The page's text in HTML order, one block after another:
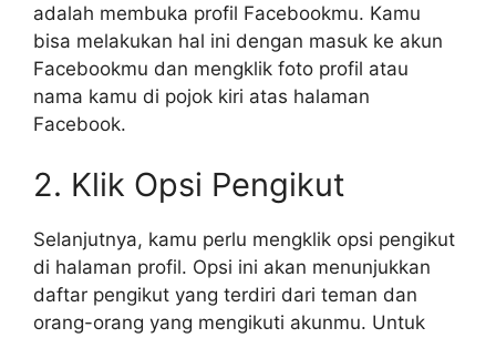
adalah membuka profil Facebookmu. Kamu
bisa melakukan hal ini dengan masuk ke akun
Facebookmu dan mengklik foto profil atau
nama kamu di pojok kiri atas halaman
Facebook.
2. Klik Opsi Pengikut
Selanjutnya, kamu perlu mengklik opsi pengikut
di halaman profil. Opsi ini akan menunjukkan
daftar pengikut yang terdiri dari teman dan
orang-orang yang mengikuti akunmu. Untuk